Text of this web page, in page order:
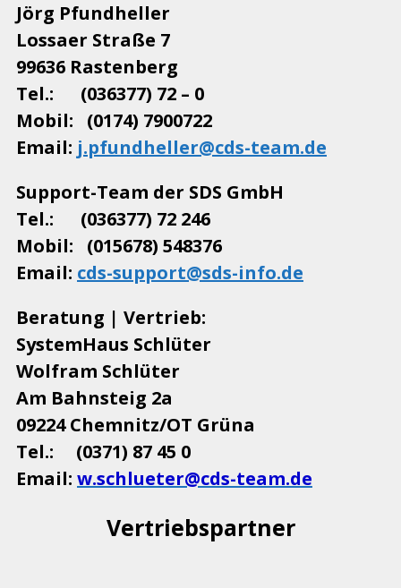
Jörg Pfundheller
Lossaer Straße 7
99636 Rastenberg
Tel.: (036377) 72 – 0
Mobil: (0174) 7900722
Email: j.pfundheller@cds-team.de
Support-Team der SDS GmbH
Tel.: (036377) 72 246
Mobil: (015678) 548376
Email: cds-support@sds-info.de
Beratung | Vertrieb:
SystemHaus Schlüter
Wolfram Schlüter
Am Bahnsteig 2a
09224 Chemnitz/OT Grüna
Tel.: (0371) 87 45 0
Email: w.schlueter@cds-team.de
Vertriebspartner